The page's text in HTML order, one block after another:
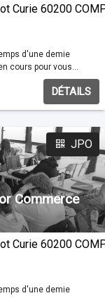
Curie 60200
d'une demie
DÉTAILS
JPO
Commerce
Curie 60200
d'une demie